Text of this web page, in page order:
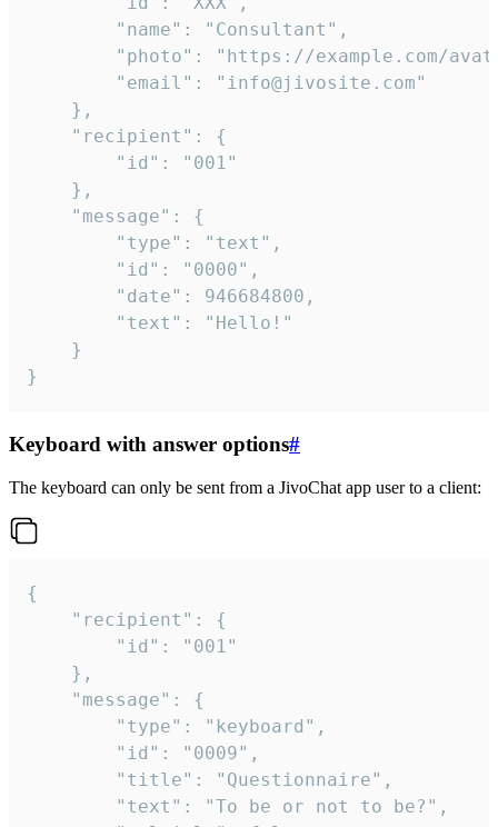
}
Keyboard with answer options#
The keyboard can only be sent from a JivoChat app user to a client:
{